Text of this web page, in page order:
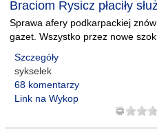
Braciom Rysicz płaciły
Sprawa afery podkarpackiej
gazet. Wszystko przez nowe
Szczegóły
sykselek
68 komentarzy
Link na Wykop